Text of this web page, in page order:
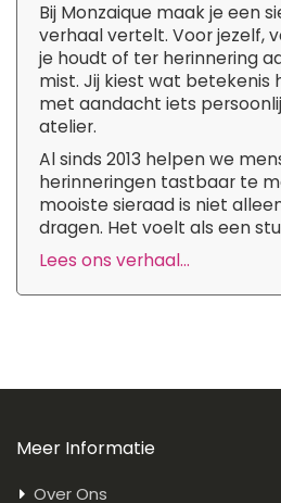
Bij Monzaique maak je een
verhaal vertelt. Voor jezelf,
je houdt of ter herinnering
mist. Jij kiest wat betekenis
met aandacht iets
atelier.
Al sinds 2013 helpen we
herinneringen tastbaar te
mooiste sieraad is niet
dragen. Het voelt als een
Lees ons verhaal...
Meer Informatie
Over Ons